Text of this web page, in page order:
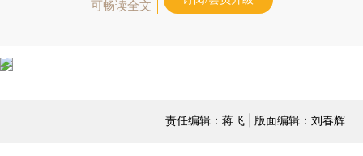
可畅读全文
责任编辑：蒋飞 | 版面编辑：刘春辉